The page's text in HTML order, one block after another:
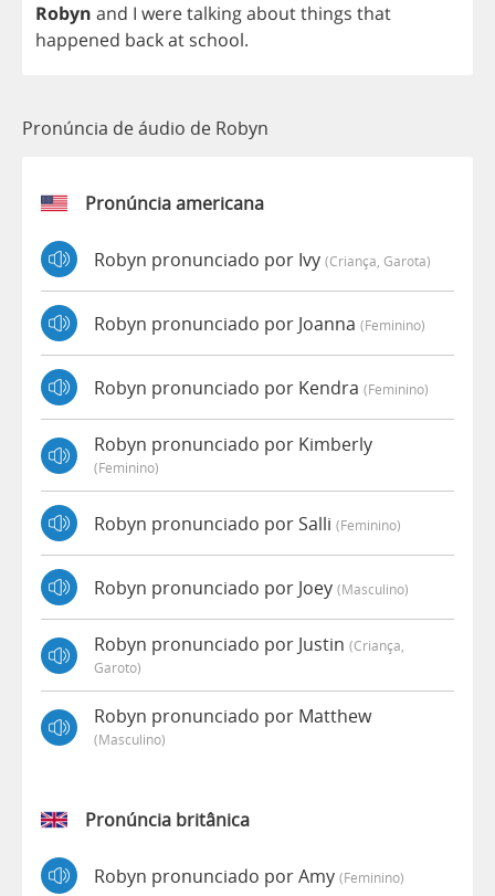
Robyn and I weretalkingaboutthings that
happened backat school.
Pronúncia de áudio de Robyn
Pronúncia americana
Robyn pronunciado por Ivy (criança, Garota)
Robyn pronunciado por Joanna (feminino)
Robyn pronunciado por Kendra (feminino)
Robyn pronunciado por Kimberly
(feminino)
Robyn pronunciado por Salli (feminino)
Robyn pronunciado por Joey (masculino)
Robyn pronunciado por Justin (criança,
Garoto)
Robyn pronunciado por Matthew
(masculino)
Pronúncia britânica
Robyn pronunciado por Amy (feminino)